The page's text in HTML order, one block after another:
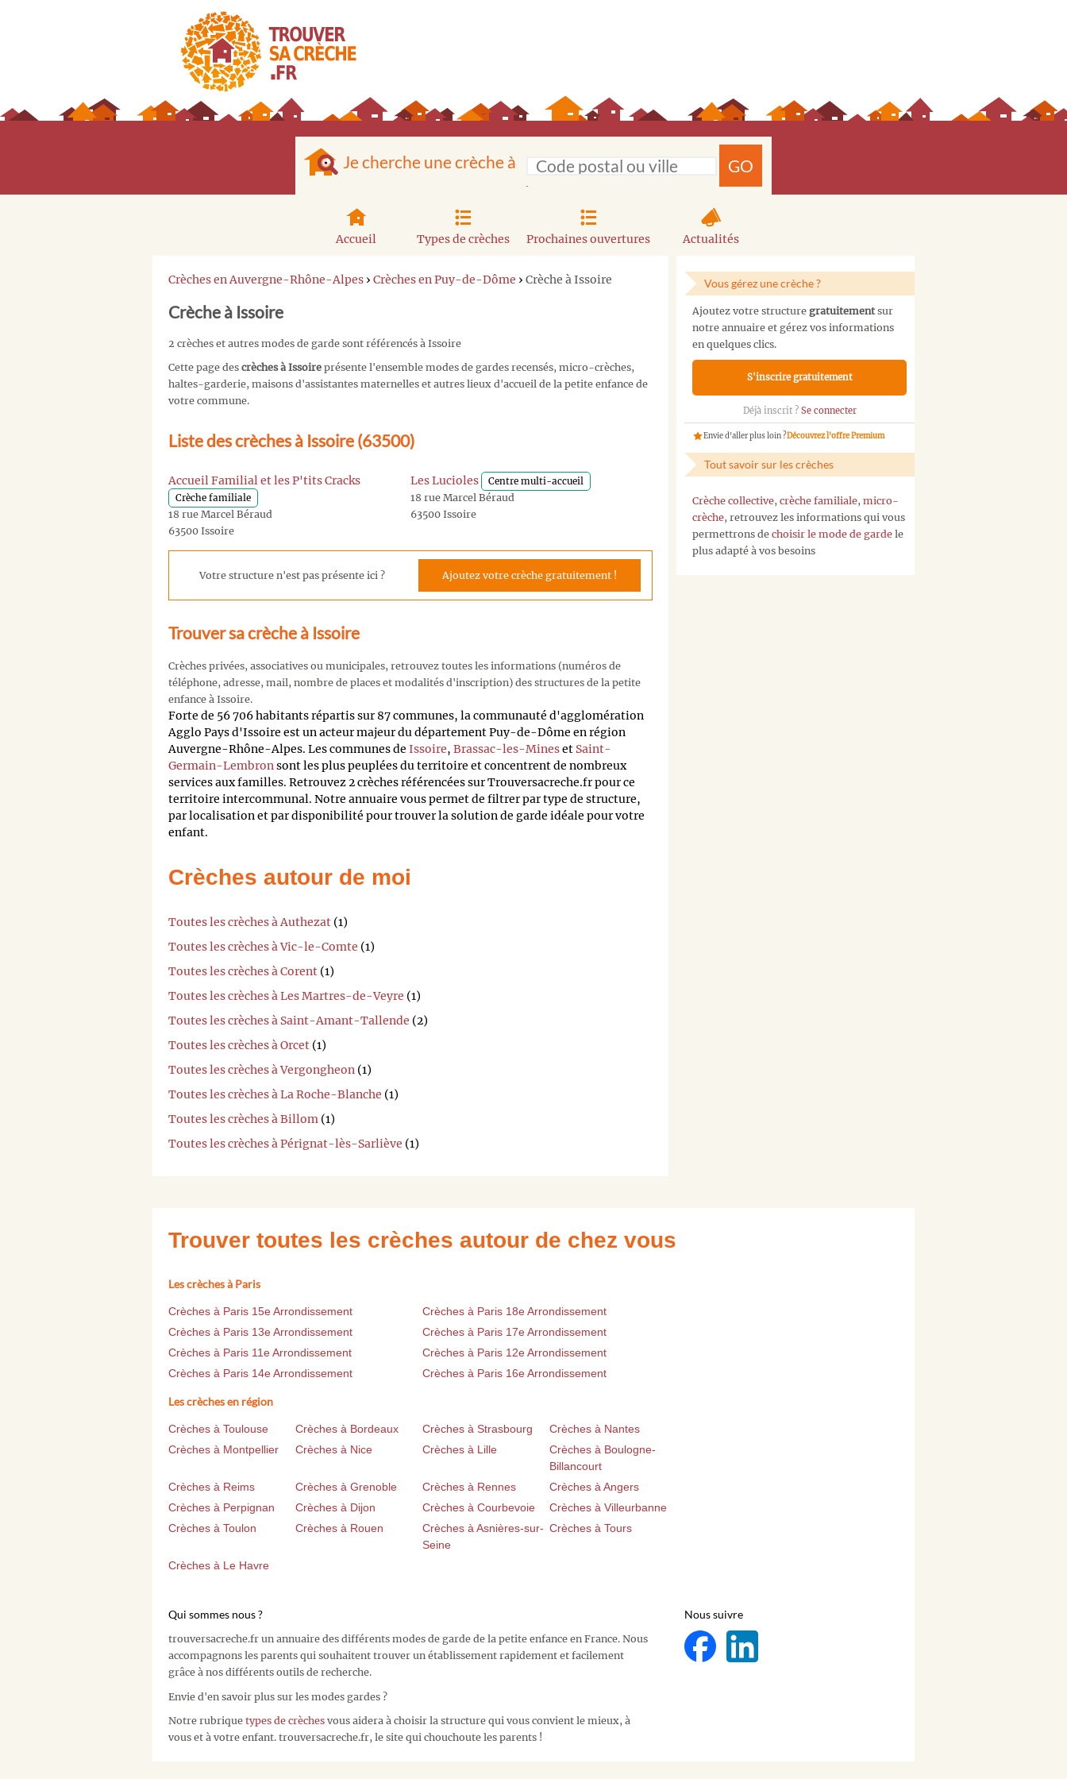
Je cherche une crèche à GO
Accueil Types de crèches Prochaines ouvertures Actualités
Crèches en Auvergne-Rhône-Alpes › Crèches en Puy-de-Dôme › Crèche à Issoire
Crèche à Issoire
2 crèches et autres modes de garde sont référencés à Issoire
Cette page des crèches à Issoire présente l'ensemble modes de gardes recensés, micro-crèches,
haltes-garderie, maisons d'assistantes maternelles et autres lieux d'accueil de la petite enfance de
votre commune.
Liste des crèches à Issoire (63500)
Accueil Familial et les P'tits Cracks
Crèche familiale
18 rue Marcel Béraud
63500 Issoire
Les Lucioles Centre multi-accueil
18 rue Marcel Béraud
63500 Issoire
Votre structure n'est pas présente ici ? Ajoutez votre crèche gratuitement !
Trouver sa crèche à Issoire
Crèches privées, associatives ou municipales, retrouvez toutes les informations (numéros de
téléphone, adresse, mail, nombre de places et modalités d'inscription) des structures de la petite
enfance à Issoire.
Forte de 56 706 habitants répartis sur 87 communes, la communauté d'agglomération
Agglo Pays d'Issoire est un acteur majeur du département Puy-de-Dôme en région
Auvergne-Rhône-Alpes. Les communes de Issoire, Brassac-les-Mineset Saint-
Germain-Lembronsont les plus peuplées du territoire et concentrent de nombreux
services aux familles. Retrouvez 2 crèches référencées sur Trouversacreche.fr pour ce
territoire intercommunal. Notre annuaire vous permet de filtrer par type de structure,
par localisation et par disponibilité pour trouver la solution de garde idéale pour votre
enfant.
Crèches autour de moi
Toutes les crèches à Authezat (1)
Toutes les crèches à Vic-le-Comte (1)
Toutes les crèches à Corent (1)
Toutes les crèches à Les Martres-de-Veyre (1)
Toutes les crèches à Saint-Amant-Tallende (2)
Toutes les crèches à Orcet (1)
Toutes les crèches à Vergongheon (1)
Toutes les crèches à La Roche-Blanche (1)
Toutes les crèches à Billom (1)
Toutes les crèches à Pérignat-lès-Sarliève (1)
Vous gérez une crèche ?
Ajoutez votre structure gratuitementsur
notre annuaire et gérez vos informations
en quelques clics.
S'inscrire gratuitement
Déjà inscrit ? Se connecter
Envie d'aller plus loin ?Découvrez l'offre Premium
Tout savoir sur les crèches
Crèche collective, crèche familiale, micro-
crèche, retrouvez les informations qui vous
permettrons de choisir le mode de garde le
plus adapté à vos besoins
Trouver toutes les crèches autour de chez vous
Les crèches à Paris
Crèches à Paris 15e Arrondissement
Crèches à Paris 18e Arrondissement
Crèches à Paris 13e Arrondissement
Crèches à Paris 17e Arrondissement
Crèches à Paris 11e Arrondissement
Crèches à Paris 12e Arrondissement
Crèches à Paris 14e Arrondissement
Crèches à Paris 16e Arrondissement
Les crèches en région
Crèches à Toulouse Crèches à Bordeaux Crèches à Strasbourg
Crèches à Nantes
Crèches à Montpellier
Crèches à Nice Crèches à Lille
Crèches à Boulogne-
Billancourt
Crèches à Reims
Crèches à Grenoble Crèches à Rennes
Crèches à Angers
Crèches à Perpignan
Crèches à Dijon Crèches à Courbevoie
Crèches à Villeurbanne
Crèches à Toulon
Crèches à Rouen
Crèches à Asnières-sur-
Seine
Crèches à Tours
Crèches à Le Havre
Qui sommes nous ?
trouversacreche.fr un annuaire des différents modes de garde de la petite enfance en France. Nous
accompagnons les parents qui souhaitent trouver un établissement rapidement et facilement
grâce à nos différents outils de recherche.
Envie d'en savoir plus sur les modes gardes ?
Notre rubrique types de crèches vous aidera à choisir la structure qui vous convient le mieux, à
vous et à votre enfant. trouversacreche.fr, le site qui chouchoute les parents !
Nous suivre